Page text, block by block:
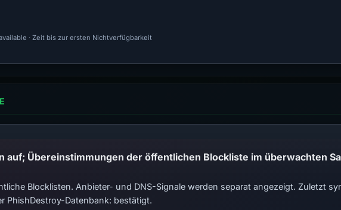
· Zeit bis zur ersten Nichtverfügbarkeit
Blocklisten. Anbieter- und DNS-Signale werden separat angezeigt. Zuletzt
PhishDestroy-Datenbank: bestätigt.